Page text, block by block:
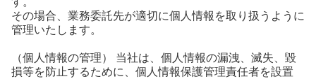
その場合、業務委託先が適切に個人情報を取り扱うように
管理いたします。
（個人情報の管理） 当社は、個人情報の漏洩、滅失、毀
損等を防止するために、個人情報保護管理責任者を設置